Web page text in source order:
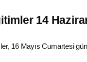
14
16 Mayıs Cumartesi